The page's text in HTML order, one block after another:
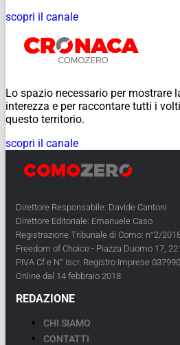
scopri il canale
Lo spazio necessario per mostrare
interezza e per raccontare tutti i
questo territorio.
scopri il canale
Direttore Responsabile: Davide Cantoni
Direttore Editoriale: Emanuele Caso
Registrazione Tribunale di Como: n°2/
Freedom of Choice - Piazza Duomo 17,
PIVA Cf e N° Iscr. Registro Imprese
Online dal 14 febbraio 2018
REDAZIONE
CHI SIAMO
CONTATTI